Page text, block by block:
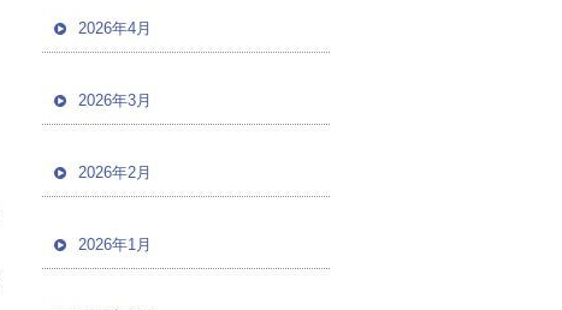
2026年4月
2026年3月
2026年2月
2026年1月